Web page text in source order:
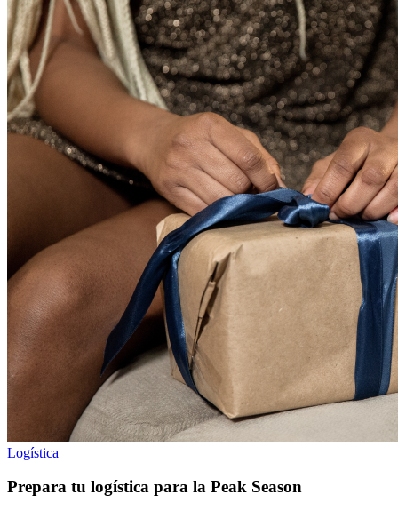
Logística
Prepara tu logística para la Peak Season